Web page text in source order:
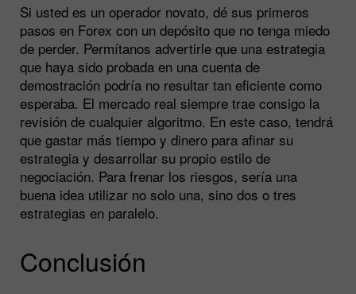
Si usted es un operador novato, dé sus primeros
pasos en Forex con un depósito que no tenga miedo
de perder. Permítanos advertirle que una estrategia
que haya sido probada en una cuenta de
demostración podría no resultar tan eficiente como
esperaba. El mercado real siempre trae consigo la
revisión de cualquier algoritmo. En este caso, tendrá
que gastar más tiempo y dinero para afinar su
estrategia y desarrollar su propio estilo de
negociación. Para frenar los riesgos, sería una
buena idea utilizar no solo una, sino dos o tres
estrategias en paralelo.
Conclusión